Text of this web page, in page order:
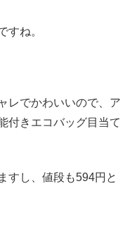
すね。
レでかわいいので、ア
付きエコバッグ目当て
すし、値段も594円と